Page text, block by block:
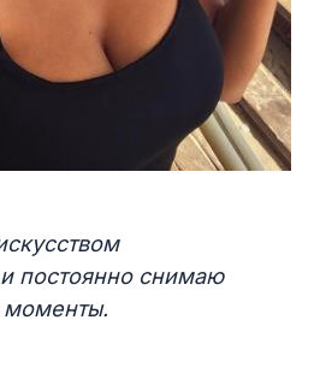
постоянно снимаю
моменты.